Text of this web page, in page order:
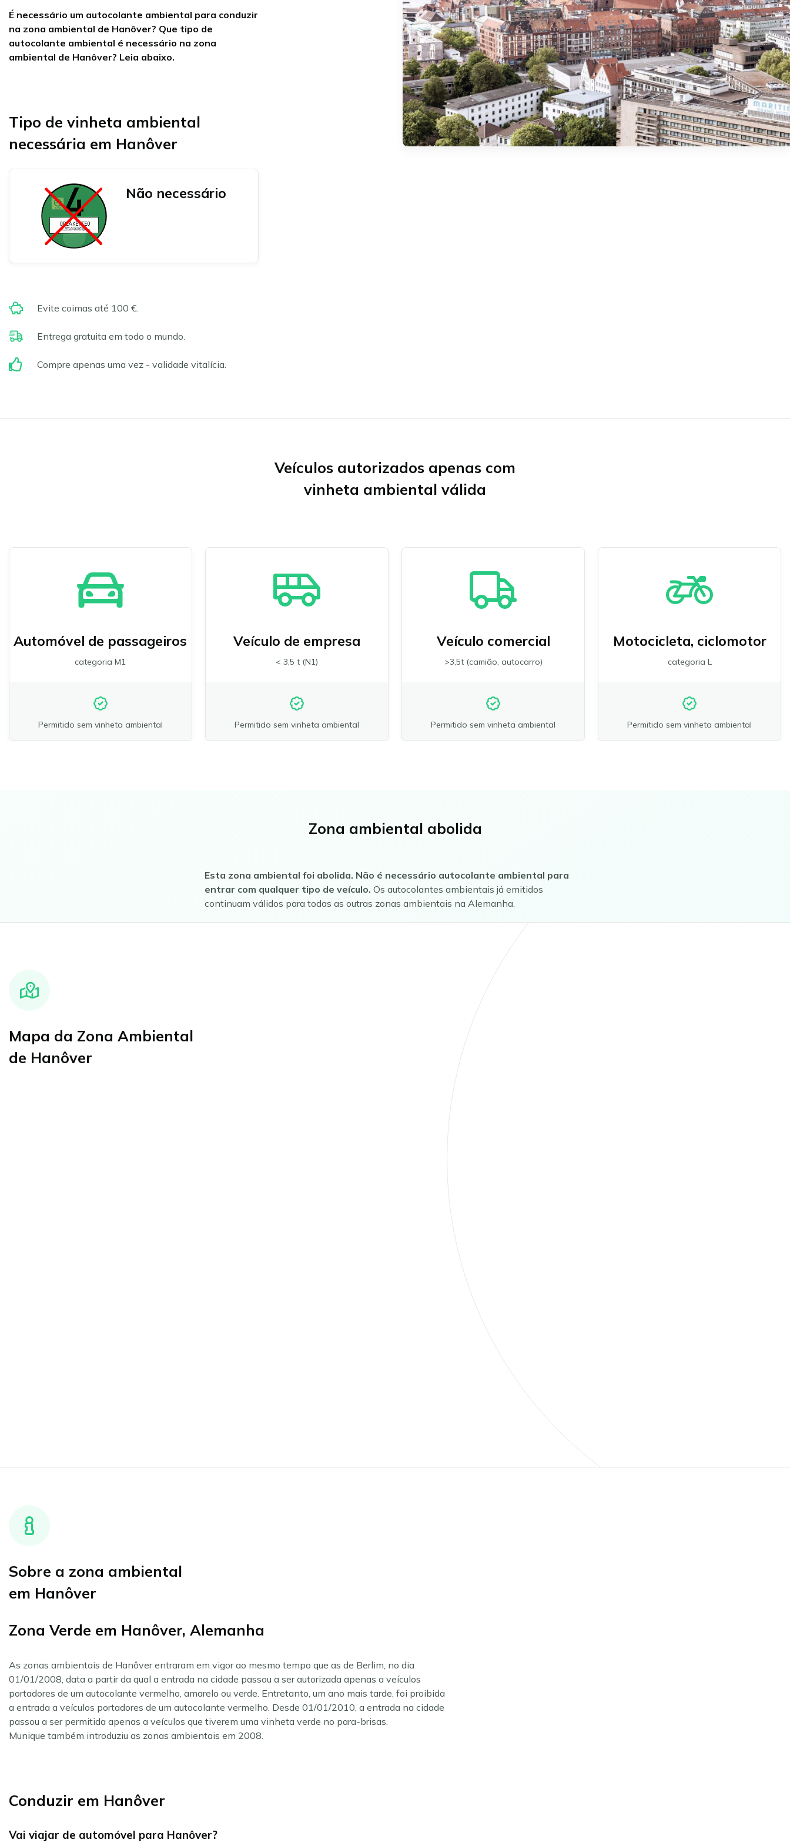
Encomendar Umweltplakette
Ludwigsburgo
Magdeburgo
Mainz e Wiesbaden
Mannheim
Munique
Münster
Neu-Ulm
Offenbach am Main
Osnabrück
Ratisbona
Ruhrgebiet
Schwäbisch Gmünd
Ulm
Wuppertal
Todas as zonas
ambientais alemãs
Norsk bokmål
Čeština
Slovenčina
Magyar
Română
É necessário um autocolante ambiental para conduzir
na zona ambiental de Hanôver? Que tipo de
autocolante ambiental é necessário na zona
ambiental de Hanôver? Leia abaixo.
Tipo de vinheta ambiental
necessária em Hanôver
Não necessário
Evite coimas até 100 €.
Entrega gratuita em todo o mundo.
Compre apenas uma vez - validade vitalícia.
Veículos autorizados apenas com
vinheta ambiental válida
Automóvel de passageiros
categoria M1
Permitido sem vinheta ambiental
Veículo de empresa
< 3,5 t (N1)
Permitido sem vinheta ambiental
Veículo comercial
>3,5t (camião, autocarro)
Permitido sem vinheta ambiental
Motocicleta, ciclomotor
categoria L
Permitido sem vinheta ambiental
Zona ambiental abolida
Esta zona ambiental foi abolida. Não é necessário autocolante ambiental para
entrar com qualquer tipo de veículo. Os autocolantes ambientais já emitidos
continuam válidos para todas as outras zonas ambientais na Alemanha.
Mapa da Zona Ambiental
de Hanôver
Sobre a zona ambiental
em Hanôver
Zona Verde em Hanôver, Alemanha
As zonas ambientais de Hanôver entraram em vigor ao mesmo tempo que as de Berlim, no dia
01/01/2008, data a partir da qual a entrada na cidade passou a ser autorizada apenas a veículos
portadores de um autocolante vermelho, amarelo ou verde. Entretanto, um ano mais tarde, foi proibida
a entrada a veículos portadores de um autocolante vermelho. Desde 01/01/2010, a entrada na cidade
passou a ser permitida apenas a veículos que tiverem uma vinheta verde no para-brisas.
Munique também introduziu as zonas ambientais em 2008.
Conduzir em Hanôver
Vai viajar de automóvel para Hanôver?